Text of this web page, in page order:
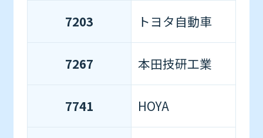
7203 トヨタ自動車
7267 本田技研工業
7741 HOYA